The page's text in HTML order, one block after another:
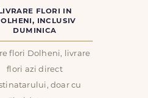
flori in
inclusiv
duminica
flori Dolheni, livrare
flori azi direct
doar cu